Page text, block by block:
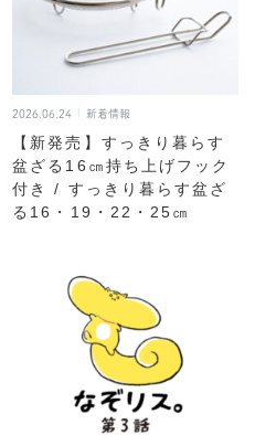
2026.06.24 新着情報
【新発売】すっきり暮らす
盆ざる16㎝持ち上げフック
付き / すっきり暮らす盆ざ
る16・19・22・25㎝